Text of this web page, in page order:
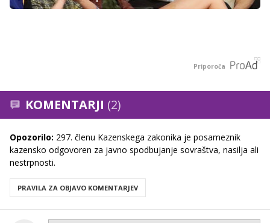
Priporoča
KOMENTARJI (2)
Opozorilo: 297. členu Kazenskega zakonika je posameznik
kazensko odgovoren za javno spodbujanje sovraštva, nasilja ali
nestrpnosti.
PRAVILA ZA OBJAVO KOMENTARJEV